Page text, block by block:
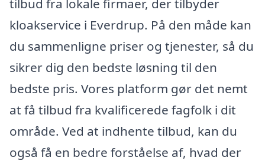
tilbud fra lokale firmaer, der tilbyder
kloakservice i Everdrup. På den måde kan
du sammenligne priser og tjenester, så du
sikrer dig den bedste løsning til den
bedste pris. Vores platform gør det nemt
at få tilbud fra kvalificerede fagfolk i dit
område. Ved at indhente tilbud, kan du
også få en bedre forståelse af, hvad der